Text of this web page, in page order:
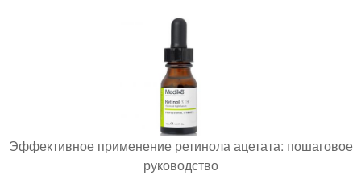
Эффективное применение ретинола ацетата: пошаговое
руководство